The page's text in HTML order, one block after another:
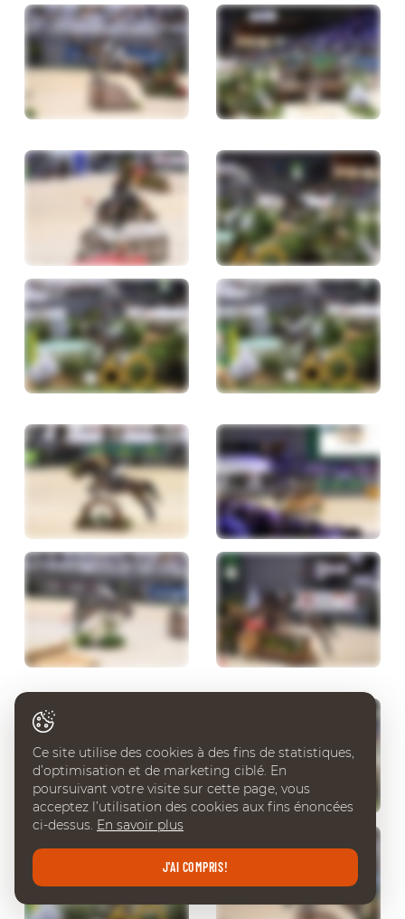
Ce site utilise des cookies à des fins de statistiques,
d’optimisation et de marketing ciblé. En
poursuivant votre visite sur cette page, vous
acceptez l’utilisation des cookies aux fins énoncées
ci-dessus. En savoir plus
J'AI COMPRIS!